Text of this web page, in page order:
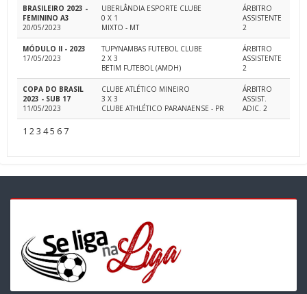
BRASILEIRO 2023 -
FEMININO A3
20/05/2023
UBERLÂNDIA ESPORTE CLUBE
0 X 1
MIXTO - MT
ÁRBITRO
ASSISTENTE
2
MÓDULO II - 2023
17/05/2023
TUPYNAMBAS FUTEBOL CLUBE
2 X 3
BETIM FUTEBOL (AMDH)
ÁRBITRO
ASSISTENTE
2
COPA DO BRASIL
2023 - SUB 17
11/05/2023
CLUBE ATLÉTICO MINEIRO
3 X 3
CLUBE ATHLÉTICO PARANAENSE - PR
ÁRBITRO
ASSIST.
ADIC. 2
1 23 45 67